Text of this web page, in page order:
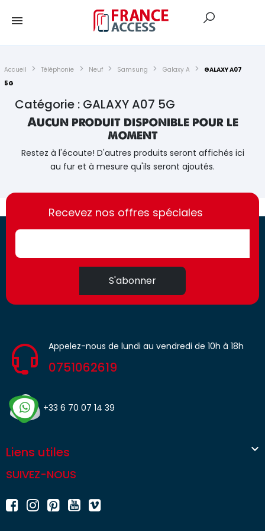
Accueil Téléphonie Neuf Samsung Galaxy A
GALAXY A07
5G
Catégorie : GALAXY A07 5G
Aucun produit disponible pour le
moment
Restez à l'écoute! D'autres produits seront affichés ici
au fur et à mesure qu'ils seront ajoutés.
https://france-
access.fr
https://france-
access.fr
Recevez nos offres spéciales
S'abonner
Appelez-nous de lundi au vendredi de 10h à 18h
0751062619
+33 6 70 07 14 39
Liens utiles 
SUIVEZ-NOUS